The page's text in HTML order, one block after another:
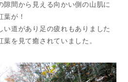
隙間から見える向かい側の山肌に
葉が！
い道があり足の疲れもありました
を見て癒されていました。